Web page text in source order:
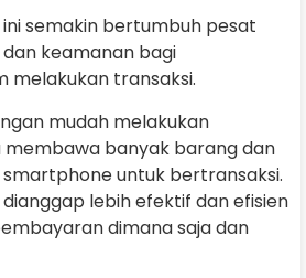
semakin bertumbuh pesat
keamanan bagi
melakukan transaksi.
mudah melakukan
banyak barang dan
untuk bertransaksi.
lebih efektif dan efisien
dimana saja dan